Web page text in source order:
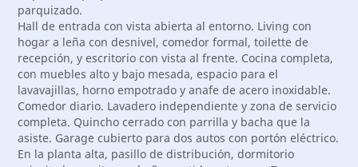
parquizado.
Hall de entrada con vista abierta al entorno. Living con
hogar a leña con desnivel, comedor formal, toilette de
recepción, y escritorio con vista al frente. Cocina completa,
con muebles alto y bajo mesada, espacio para el
lavavajillas, horno empotrado y anafe de acero inoxidable.
Comedor diario. Lavadero independiente y zona de servicio
completa. Quincho cerrado con parrilla y bacha que la
asiste. Garage cubierto para dos autos con portón eléctrico.
En la planta alta, pasillo de distribución, dormitorio